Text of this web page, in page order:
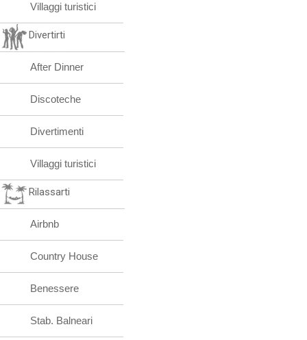
Villaggi turistici
Divertirti
After Dinner
Discoteche
Divertimenti
Villaggi turistici
Rilassarti
Airbnb
Country House
Benessere
Stab. Balneari